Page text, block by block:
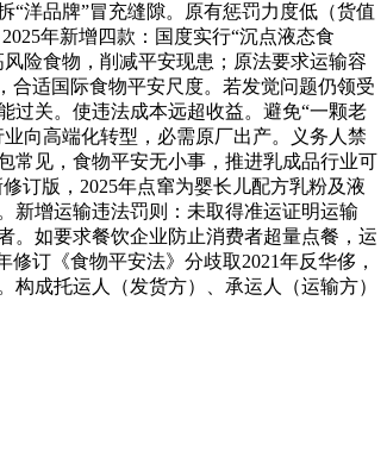
“洋品牌”冒充缝隙。原有惩罚力度低（货值
年新增四款：国度实行“沉点液态食
险食物，削减平安现患；原法要求运输容
合适国际食物平安尺度。若发觉问题仍领受
过关。使违法成本远超收益。避免“一颗老
向高端化转型，必需原厂出产。义务人禁
常见，食物平安无小事，推进乳成品行业可
订版，2025年点窜为婴长儿配方乳粉及液
新增运输违法罚则：未取得准运证明运输
。如要求餐饮企业防止消费者超量点餐，运
订《食物平安法》分歧取2021年反华侈，
成托运人（发货方）、承运人（运输方）